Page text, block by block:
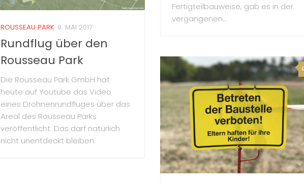
Fertigteilbauweise, gab es in der
vergangenen...
ROUSSEAU PARK 9. MAI 2017
Rundflug über den
Rousseau Park
Die Rousseau Park GmbH hat
heute auf Youtube das Video
eines Drohnenrundfluges über das
Areal des Rousseau Parks
veröffentlicht. Das darf natürlich
nicht unentdeckt bleiben.